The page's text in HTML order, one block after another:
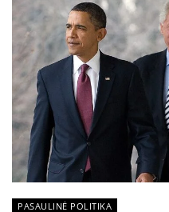
PASAULINĖ POLITIKA